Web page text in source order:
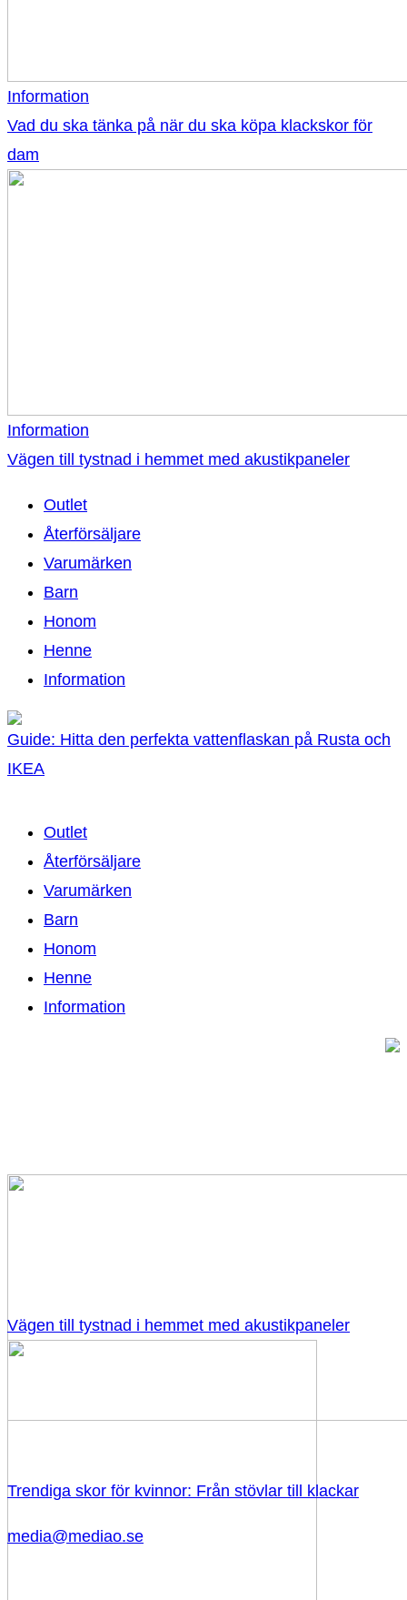
Information
Vad du ska tänka på när du ska köpa klackskor för
dam
Information
Vägen till tystnad i hemmet med akustikpaneler
Outlet
Återförsäljare
Varumärken
Barn
Honom
Henne
Information
Guide: Hitta den perfekta vattenflaskan på Rusta och
IKEA
Outlet
Återförsäljare
Varumärken
Barn
Honom
Henne
Information
Vägen till tystnad i hemmet med akustikpaneler
Trendiga skor för kvinnor: Från stövlar till klackar
media@mediao.se